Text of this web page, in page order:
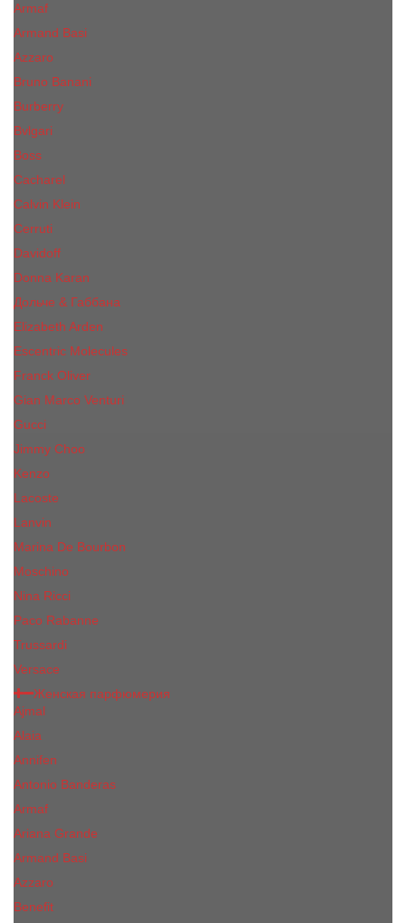
Armaf
Armand Basi
Azzaro
Bruno Banani
Burberry
Bvlgari
Boss
Cacharel
Calvin Klein
Cerruti
Davidoff
Donna Karan
Дольче & Габбана
Elizabeth Arden
Escentric Molecules
Franck Oliver
Gian Marco Venturi
Gucci
Jimmy Choo
Kenzo
Lacoste
Lanvin
Marina De Bourbon
Moschino
Nina Ricci
Paco Rabanne
Trussardi
Versace
Женская парфюмерия
Ajmal
Alaia
Annifen
Antonio Banderas
Armaf
Ariana Grande
Armand Basi
Azzaro
Benefit